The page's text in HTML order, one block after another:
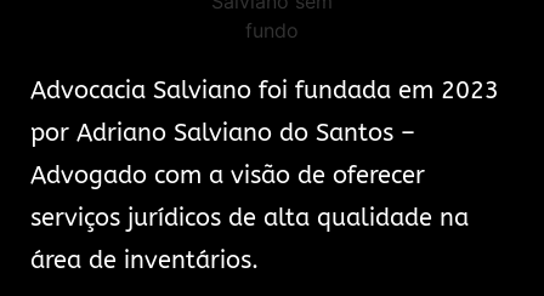
Advocacia Salviano foi fundada em 2023
por Adriano Salviano do Santos –
Advogado com a visão de oferecer
serviços jurídicos de alta qualidade na
área de inventários.